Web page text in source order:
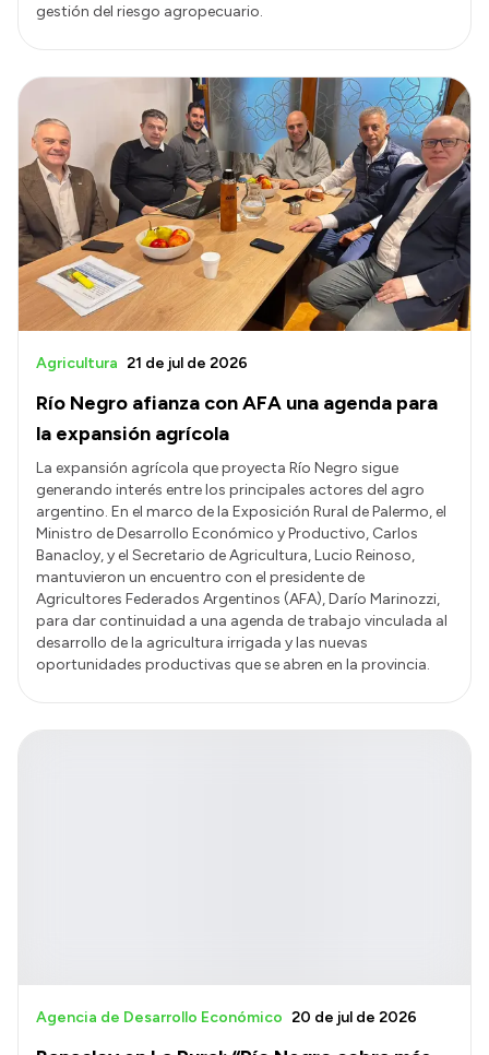
gestión del riesgo agropecuario.
Río Negro afianza con AFA una agenda para
la expansión agrícola
Agricultura 21 de jul de 2026
La expansión agrícola que proyecta Río Negro sigue
generando interés entre los principales actores del agro
argentino. En el marco de la Exposición Rural de Palermo, el
Ministro de Desarrollo Económico y Productivo, Carlos
Banacloy, y el Secretario de Agricultura, Lucio Reinoso,
mantuvieron un encuentro con el presidente de
Agricultores Federados Argentinos (AFA), Darío Marinozzi,
para dar continuidad a una agenda de trabajo vinculada al
desarrollo de la agricultura irrigada y las nuevas
oportunidades productivas que se abren en la provincia.
Agencia de Desarrollo Económico 20 de jul de 2026